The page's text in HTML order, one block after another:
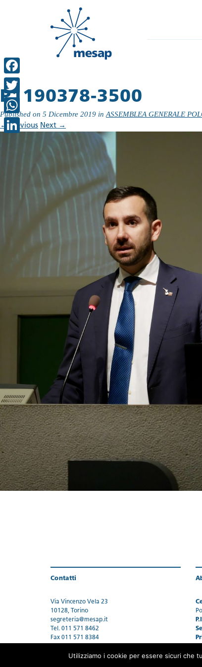
P1190378-3500
Published on 5 Dicembre 2019 in ASSEMBLEA GENERALE
←Previous Next →
Contatti
Via Vincenzo Vela 23
10128, Torino
segreteria@mesap.it
Tel. 011 571 8462
Fax 011 571 8384
Facebook
Twitter
WhatsApp
Utilizziamo i cookie per essere sicuri che